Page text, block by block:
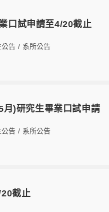
口試申請至4/20截止
公告 / 系所公告
)研究生畢業口試申請
公告 / 系所公告
截止